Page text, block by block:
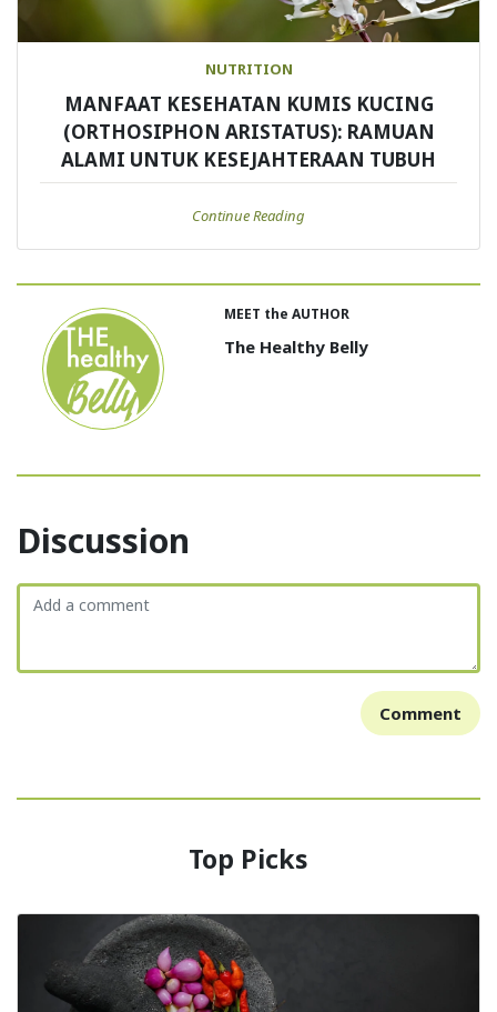
NUTRITION
MANFAAT KESEHATAN KUMIS KUCING
(ORTHOSIPHON ARISTATUS): RAMUAN
ALAMI UNTUK KESEJAHTERAAN TUBUH
Continue Reading
MEET the AUTHOR
The Healthy Belly
Discussion
Comment
Top Picks